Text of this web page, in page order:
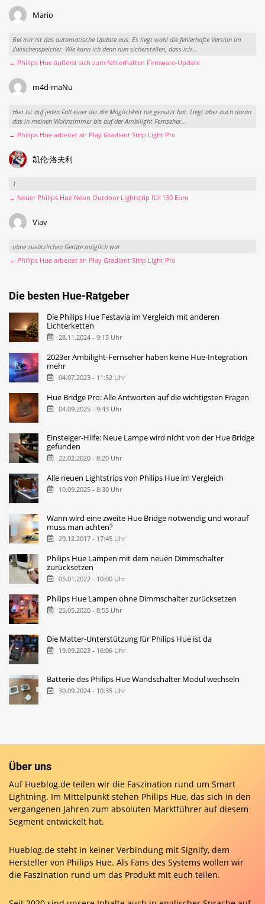
Mario
Bei mir ist das automatische Update aus. Es liegt wohl die fehlerhafte Version im
Zwischenspeicher. Wie kann ich denn nun sicherstellen, dass ich...
→ Philips Hue äußerst sich zum fehlerhaften Firmware-Update
m4d-maNu
Hier ist auf jeden Fall einer der die Möglichkeit nie genutzt hat. Liegt aber auch daran
das in meinen Wohnzimmer bis auf der Ambilight Fernseher...
→ Philips Hue arbeitet an Play Gradient Strip Light Pro
凯伦·洛夫利
1
→ Neuer Philips Hue Neon Outdoor Lightstrip für 130 Euro
Viav
ohne zusätzlichen Geräte möglich war
→ Philips Hue arbeitet an Play Gradient Strip Light Pro
Die besten Hue-Ratgeber
Die Philips Hue Festavia im Vergleich mit anderen
Lichterketten
28.11.2024 - 9:15 Uhr
2023er Ambilight-Fernseher haben keine Hue-Integration
mehr
04.07.2023 - 11:52 Uhr
Hue Bridge Pro: Alle Antworten auf die wichtigsten Fragen
04.09.2025 - 9:43 Uhr
Einsteiger-Hilfe: Neue Lampe wird nicht von der Hue Bridge
gefunden
22.02.2020 - 8:20 Uhr
Alle neuen Lightstrips von Philips Hue im Vergleich
10.09.2025 - 8:30 Uhr
Wann wird eine zweite Hue Bridge notwendig und worauf
muss man achten?
29.12.2017 - 17:45 Uhr
Philips Hue Lampen mit dem neuen Dimmschalter
zurücksetzen
05.01.2022 - 10:00 Uhr
Philips Hue Lampen ohne Dimmschalter zurücksetzen
25.05.2020 - 8:55 Uhr
Die Matter-Unterstützung für Philips Hue ist da
19.09.2023 - 16:06 Uhr
Batterie des Philips Hue Wandschalter Modul wechseln
30.09.2024 - 10:35 Uhr
Über uns
Auf Hueblog.de teilen wir die Faszination rund um Smart
Lightning. Im Mittelpunkt stehen Philips Hue, das sich in den
vergangenen Jahren zum absoluten Marktführer auf diesem
Segment entwickelt hat.
Hueblog.de steht in keiner Verbindung mit Signify, dem
Hersteller von Philips Hue. Als Fans des Systems wollen wir
die Faszination rund um das Produkt mit euch teilen.